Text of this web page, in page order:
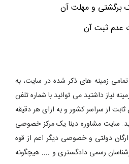
برگشتی و مهلت آن
عدم ثبت آن
زمینه های ذکر شده در سایت، به
نیاز داشتید می توانید با شماره تلفن
با تلفن ثابت از سراسر کشور و به ازای هر دقیقه
باشید. سایت مشاوره دینا یک مرکز خصوصی
دولتی و خصوصی دیگر اعم از قوه
رسمی دادگستری و .... هیچگونه